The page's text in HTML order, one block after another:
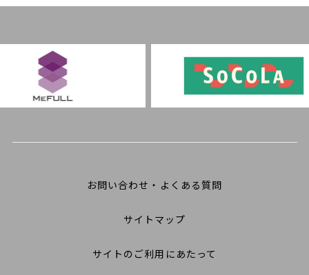
お問い合わせ・よくある質問
サイトマップ
サイトのご利用にあたって